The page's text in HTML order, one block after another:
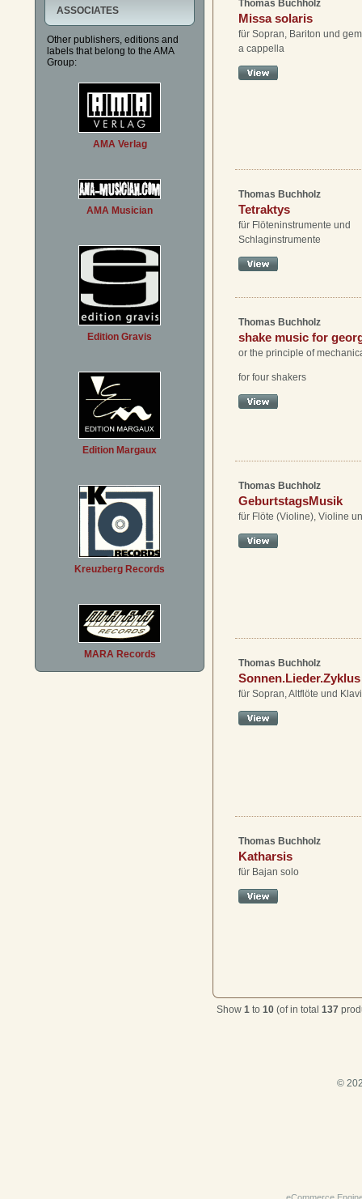
ASSOCIATES
Other publishers, editions and
labels that belong to the AMA
Group:
AMA Verlag
AMA Musician
Edition Gravis
Edition Margaux
Kreuzberg Records
MARA Records
Thomas Buchholz
Missa solaris
für Sopran, Bariton und
a cappella
Thomas Buchholz
Tetraktys
für Flöteninstrumente und
Schlaginstrumente
Thomas Buchholz
shake music for
or the principle of
for four shakers
Thomas Buchholz
GeburtstagsMusik
für Flöte (Violine), Violine
Thomas Buchholz
Sonnen.Lieder.Zyklus
für Sopran, Altflöte und
Thomas Buchholz
Katharsis
für Bajan solo
Show 1 to 10 (of in total 137
©